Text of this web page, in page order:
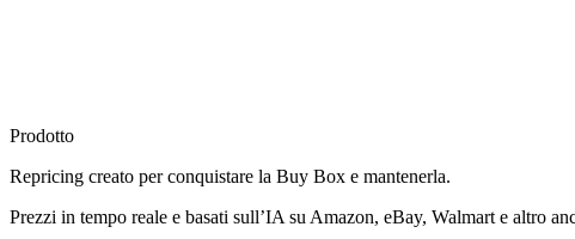
Prodotto
Repricing creato perconquistare la Buy Box e mantenerla.
Prezzi in tempo reale e basati sull’IA su Amazon, eBay, Walmart e altro